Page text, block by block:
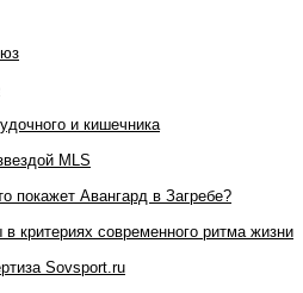
и кишечника
MLS
покажет Авангард в Загребе?
критериях современного ритма жизни
Sovsport.ru